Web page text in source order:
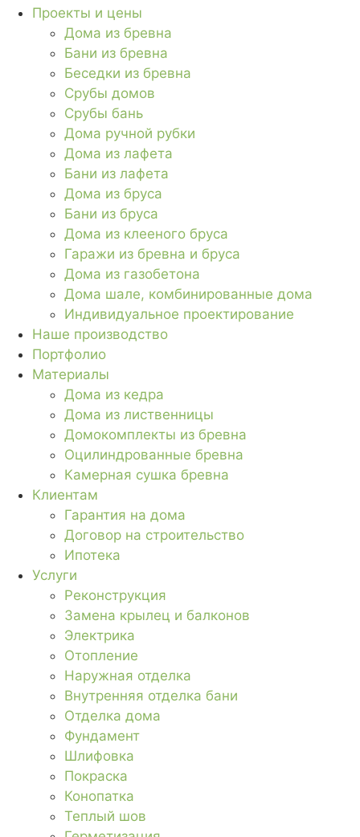
Проекты и цены
Дома из бревна
Бани из бревна
Беседки из бревна
Срубы домов
Срубы бань
Дома ручной рубки
Дома из лафета
Бани из лафета
Дома из бруса
Бани из бруса
Дома из клееного бруса
Гаражи из бревна и бруса
Дома из газобетона
Дома шале, комбинированные дома
Индивидуальное проектирование
Наше производство
Портфолио
Материалы
Дома из кедра
Дома из лиственницы
Домокомплекты из бревна
Оцилиндрованные бревна
Камерная сушка бревна
Клиентам
Гарантия на дома
Договор на строительство
Ипотека
Услуги
Реконструкция
Замена крылец и балконов
Электрика
Отопление
Наружная отделка
Внутренняя отделка бани
Отделка дома
Фундамент
Шлифовка
Покраска
Конопатка
Теплый шов